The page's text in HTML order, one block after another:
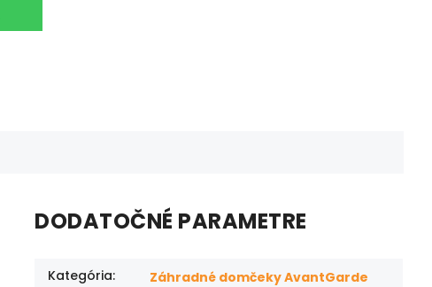
DODATOČNÉ PARAMETRE
Kategória:
Záhradné domčeky AvantGarde